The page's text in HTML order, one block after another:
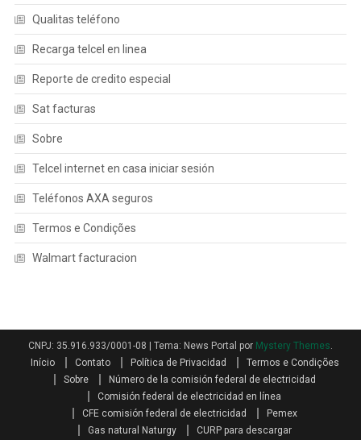
Qualitas teléfono
Recarga telcel en linea
Reporte de credito especial
Sat facturas
Sobre
Telcel internet en casa iniciar sesión
Teléfonos AXA seguros
Termos e Condições
Walmart facturacion
CNPJ: 35.916.933/0001-08 Tema: News Portal por Mystery Themes.
Início
Contato Política de Privacidad
Termos e Condições
Sobre
Número de la comisión federal de electricidad
Comisión federal de electricidad en línea
CFE comisión federal de electricidad
Pemex
Gas natural Naturgy
CURP para descargar